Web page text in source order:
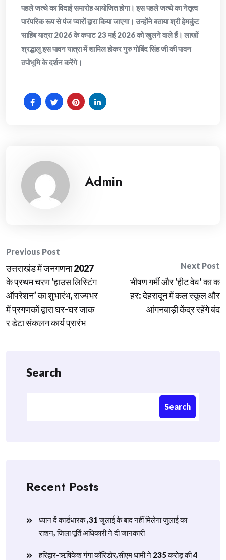
पहले जत्थे का विदाई समारोह आयोजित होगा। इस पहले जत्थे का नेतृत्व
पारंपरिक रूप से पंज प्यारों द्वारा किया जाएगा। उन्होंने बताया श्री हेमकुंट
साहिब यात्रा 2026 के कपाट 23 मई 2026 को खुलने वाले हैं। लाखों
श्रद्धालु इस पावन यात्रा में शामिल होकर गुरु गोबिंद सिंह जी की पावन
तपोभूमि के दर्शन करेंगे।
Admin
Post
navigation
Previous Post
उत्तराखंड में जनगणना 2027
के प्रथम चरण ‘हाउस लिस्टिंग
ऑपरेशन’ का शुभारंभ, राज्यभर
में प्रगणकों द्वारा घर-घर जाक
र डेटा संकलन कार्य प्रारंभ
Next Post
भीषण गर्मी और ‘हीट वेव’ का क
हर: देहरादून में कल स्कूल और
आंगनबाड़ी केंद्र रहेंगे बंद
Search
Search
Recent Posts
ध्यान दें कार्डधारक ,31 जुलाई के बाद नहीं मिलेगा जुलाई का
राशन, जिला पूर्ति अधिकारी ने दी जानकारी
हरिद्वार-ऋषिकेश गंगा कॉरिडोर,सीएम धामी ने 235 करोड़ की 4